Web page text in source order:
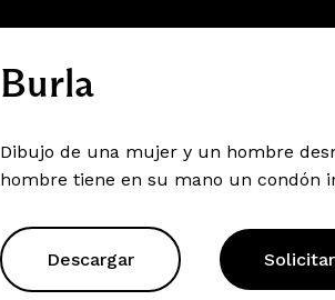
Burla
Dibujo de una mujer y un hombre
hombre tiene en su mano un condón
Descargar